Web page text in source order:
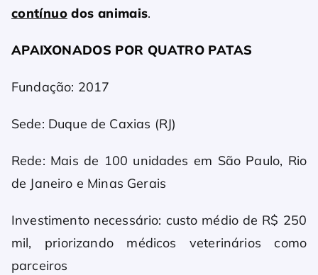
contínuodos animais.
APAIXONADOS POR QUATRO PATAS
Fundação: 2017
Sede: Duque de Caxias (RJ)
Rede: Mais de 100 unidades em São Paulo, Rio
de Janeiro e Minas Gerais
Investimento necessário: custo médio de R$ 250
mil, priorizando médicos veterinários como
parceiros